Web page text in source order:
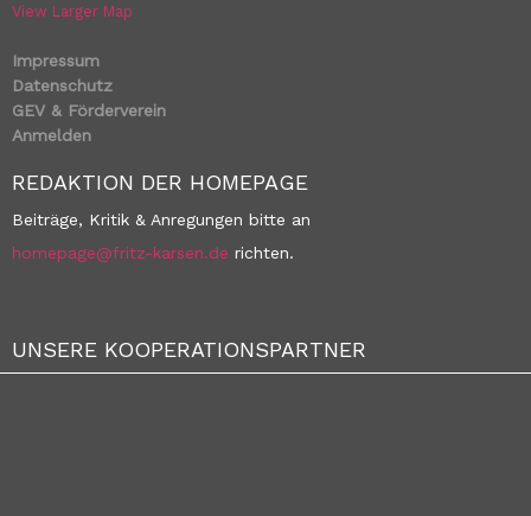
View Larger Map
Impressum
Datenschutz
GEV & Förderverein
Anmelden
REDAKTION DER HOMEPAGE
Beiträge, Kritik & Anregungen bitte an
homepage@fritz-karsen.de richten.
UNSERE KOOPERATIONSPARTNER